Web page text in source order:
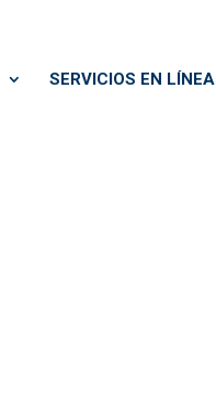
SERVICIOS EN LÍNEA